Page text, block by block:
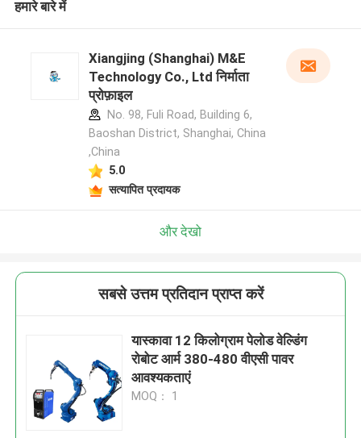
हमारे बारे में
Xiangjing (Shanghai) M&E
Technology Co., Ltd निर्माता
प्रोफ़ाइल
No. 98, Fuli Road, Building 6,
Baoshan District, Shanghai, China
,China
5.0
सत्यापित प्रदायक
और देखो
सबसे उत्तम प्रतिदान प्राप्त करें
यास्कावा 12 किलोग्राम पेलोड वेल्डिंग
रोबोट आर्म 380-480 वीएसी पावर
आवश्यकताएं
MOQ： 1